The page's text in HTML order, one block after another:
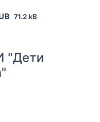
71.2 kB
"Дети